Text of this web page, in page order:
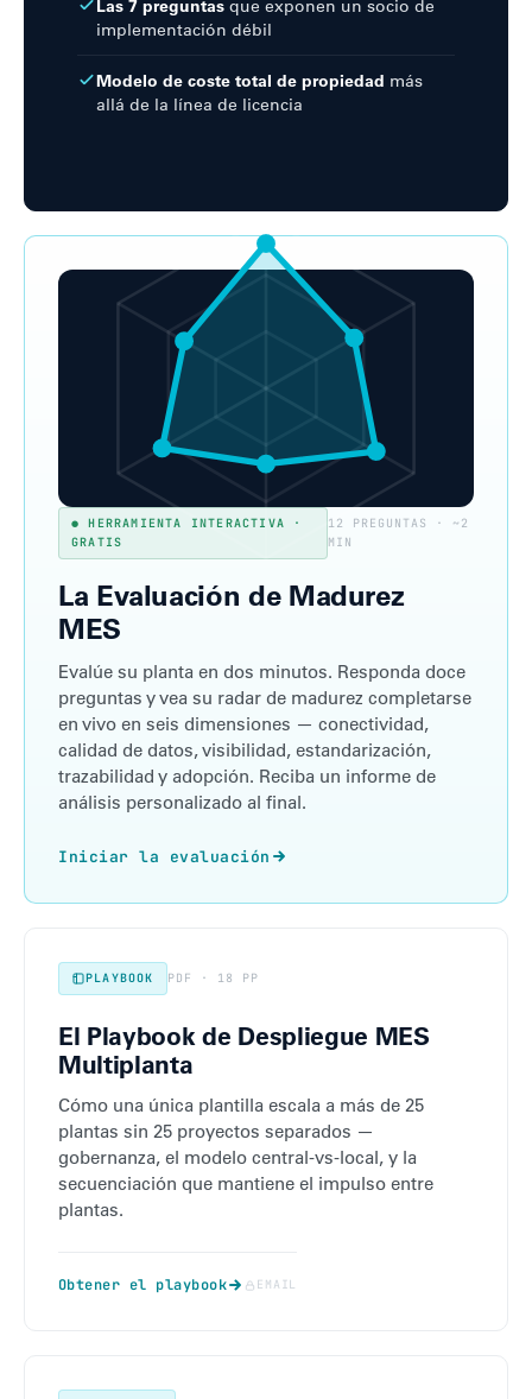
Las 7 preguntas que exponen un socio de
implementación débil
Modelo de coste total de propiedad más
allá de la línea de licencia
● HERRAMIENTA INTERACTIVA ·
GRATIS
12 PREGUNTAS · ~2
MIN
La Evaluación de Madurez
MES
Evalúe su planta en dos minutos. Responda doce
preguntas y vea su radar de madurez completarse
en vivo en seis dimensiones — conectividad,
calidad de datos, visibilidad, estandarización,
trazabilidad y adopción. Reciba un informe de
análisis personalizado al final.
Iniciar la evaluación
PLAYBOOK PDF · 18 PP
El Playbook de Despliegue MES
Multiplanta
Cómo una única plantilla escala a más de 25
plantas sin 25 proyectos separados —
gobernanza, el modelo central-vs-local, y la
secuenciación que mantiene el impulso entre
plantas.
Obtener el playbook EMAIL